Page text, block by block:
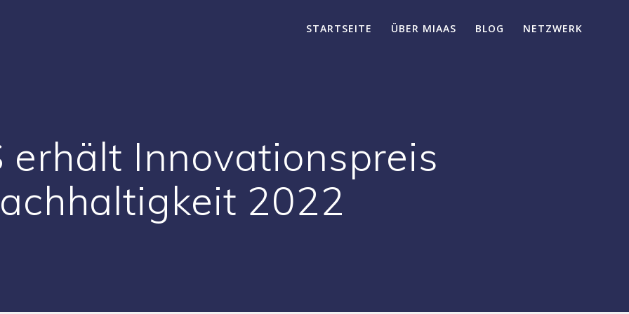
STARTSEITE ÜBER MIAAS BLOG NETZWERK
erhält Innovationspreis
2022